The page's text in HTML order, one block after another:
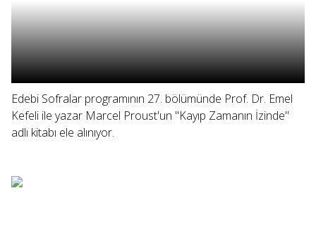
Edebi Sofralar programının 27. bölümünde Prof. Dr. Emel
Kefeli ile yazar Marcel Proust'un "Kayıp Zamanın İzinde"
adlı kitabı ele alınıyor.